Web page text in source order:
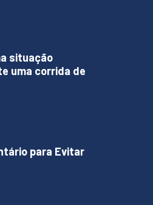
situação
uma corrida de
para Evitar